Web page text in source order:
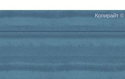
Копирайт